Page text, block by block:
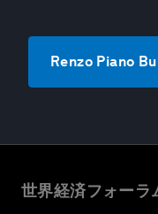
Renzo Piano
世界経済フォーラ